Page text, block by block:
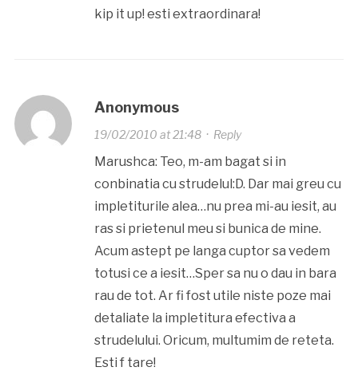
kip it up! esti extraordinara!
Anonymous
19/02/2010 at 21:48· Reply
Marushca: Teo, m-am bagat si in
conbinatia cu strudelul:D. Dar mai greu cu
impletiturile alea…nu prea mi-au iesit, au
ras si prietenul meu si bunica de mine.
Acum astept pe langa cuptor sa vedem
totusi ce a iesit…Sper sa nu o dau in bara
rau de tot. Ar fi fost utile niste poze mai
detaliate la impletitura efectiva a
strudelului. Oricum, multumim de reteta.
Esti f tare!